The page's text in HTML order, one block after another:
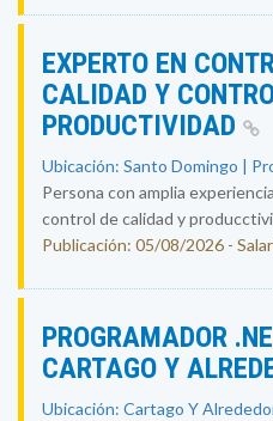
EXPERTO EN
CALIDAD Y
PRODUCTIVIDAD
Ubicación: Santo Domingo |
Persona con amplia
control de calidad y
Publicación: 05/08/2026 -
PROGRAMADOR
CARTAGO Y
Ubicación: Cartago Y